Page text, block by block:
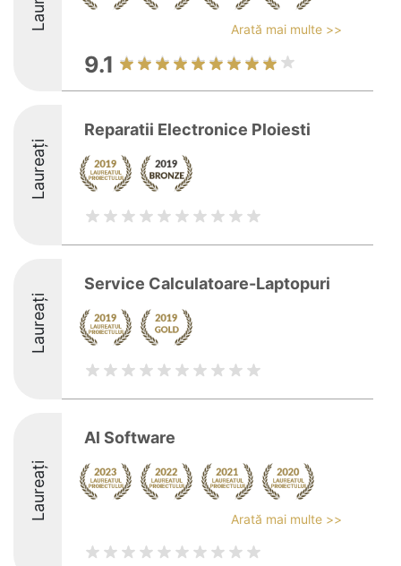
Arată mai multe >>
9.1
Laureați
Reparatii Electronice Ploiesti
Laureați
Service Calculatoare-Laptopuri
Laureați
Al Software
Arată mai multe >>